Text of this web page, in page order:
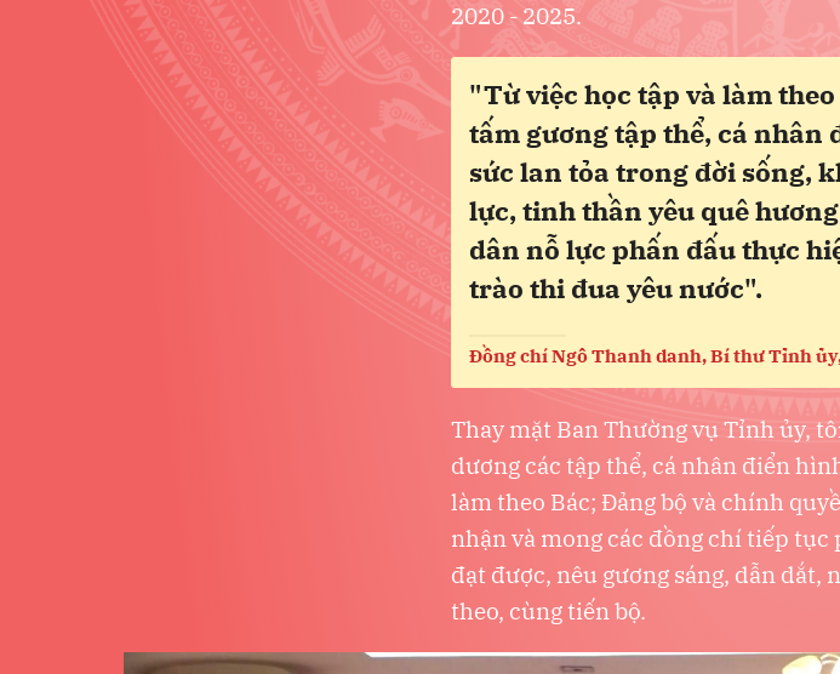
2020 - 2025.
"Từ việc học tập và làm
tấm gương tập thể, cá nhân
sức lan tỏa trong đời sống,
lực, tinh thần yêu quê
dân nỗ lực phấn đấu thực
trào thi đua yêu nước".
Đồng chí Ngô Thanh danh, Bí thư Tỉnh
Thay mặt Ban Thường vụ Tỉnh ủy,
dương các tập thể, cá nhân điển
làm theo Bác; Đảng bộ và chính
nhận và mong các đồng chí tiếp
đạt được, nêu gương sáng, dẫn dắt,
theo, cùng tiến bộ.